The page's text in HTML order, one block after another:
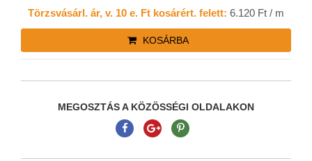
Törzsvásárl. ár, v. 10 e. Ft kosárért. felett: 6.120 Ft / m
KOSÁRBA
MEGOSZTÁS A KÖZÖSSÉGI OLDALAKON